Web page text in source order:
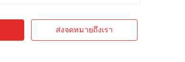
ส่งจดหมายถึงเรา